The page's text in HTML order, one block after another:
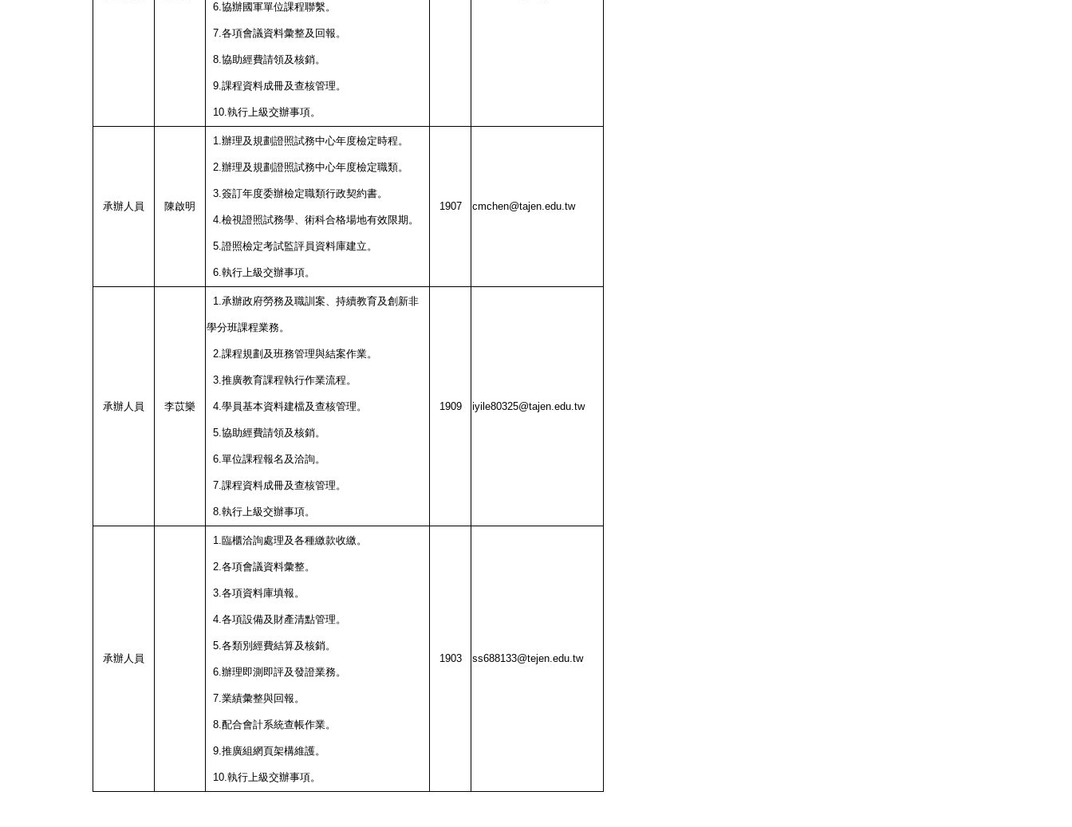
6.協辦國軍單位課程聯繫。
7.各項會議資料彙整及回報。
8.協助經費請領及核銷。
9.課程資料成冊及查核管理。
10.執行上級交辦事項。
承辦人員 陳啟明
1.辦理及規劃證照試務中心年度檢定時程。
2.辦理及規劃證照試務中心年度檢定職類。
3.簽訂年度委辦檢定職類行政契約書。
4.檢視證照試務學、術科合格場地有效限期。
5.證照檢定考試監評員資料庫建立。
6.執行上級交辦事項。
1907 cmchen@tajen.edu.tw
承辦人員 李苡樂
1.承辦政府勞務及職訓案、持續教育及創新非
學分班課程業務。
2.課程規劃及班務管理與結案作業。
3.推廣教育課程執行作業流程。
4.學員基本資料建檔及查核管理。
5.協助經費請領及核銷。
6.單位課程報名及洽詢。
7.課程資料成冊及查核管理。
8.執行上級交辦事項。
1909 iyile80325@tajen.edu.tw
承辦人員
1.臨櫃洽詢處理及各種繳款收繳。
2.各項會議資料彙整。
3.各項資料庫填報。
4.各項設備及財產清點管理。
5.各類別經費結算及核銷。
6.辦理即測即評及發證業務。
7.業績彙整與回報。
8.配合會計系統查帳作業。
9.推廣組網頁架構維護。
10.執行上級交辦事項。
1903 ss688133@tejen.edu.tw